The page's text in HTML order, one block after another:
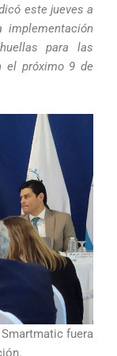
este jueves a
implementación
para las
el próximo 9 de
fuera